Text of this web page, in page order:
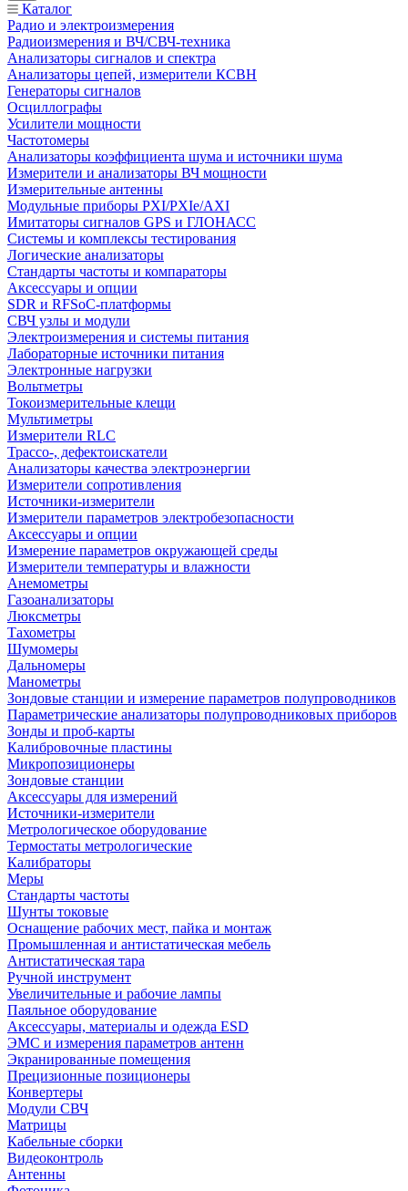
Каталог
Радио и электроизмерения
Радиоизмерения и ВЧ/СВЧ-техника
Анализаторы сигналов и спектра
Анализаторы цепей, измерители КСВН
Генераторы сигналов
Осциллографы
Усилители мощности
Частотомеры
Анализаторы коэффициента шума и источники шума
Измерители и анализаторы ВЧ мощности
Измерительные антенны
Модульные приборы PXI/PXIe/AXI
Имитаторы сигналов GPS и ГЛОНАСС
Системы и комплексы тестирования
Логические анализаторы
Стандарты частоты и компараторы
Аксессуары и опции
SDR и RFSoC‑платформы
СВЧ узлы и модули
Электроизмерения и системы питания
Лабораторные источники питания
Электронные нагрузки
Вольтметры
Токоизмерительные клещи
Мультиметры
Измерители RLC
Трассо-, дефектоискатели
Анализаторы качества электроэнергии
Измерители сопротивления
Источники-измерители
Измерители параметров электробезопасности
Аксессуары и опции
Измерение параметров окружающей среды
Измерители температуры и влажности
Анемометры
Газоанализаторы
Люксметры
Тахометры
Шумомеры
Дальномеры
Манометры
Зондовые станции и измерение параметров полупроводников
Параметрические анализаторы полупроводниковых приборов
Зонды и проб-карты
Калибровочные пластины
Микропозиционеры
Зондовые станции
Аксессуары для измерений
Источники-измерители
Метрологическое оборудование
Термостаты метрологические
Калибраторы
Меры
Стандарты частоты
Шунты токовые
Оснащение рабочих мест, пайка и монтаж
Промышленная и антистатическая мебель
Антистатическая тара
Ручной инструмент
Увеличительные и рабочие лампы
Паяльное оборудование
Аксессуары, материалы и одежда ESD
ЭМС и измерения параметров антенн
Экранированные помещения
Прецизионные позиционеры
Конвертеры
Модули СВЧ
Матрицы
Кабельные сборки
Видеоконтроль
Антенны